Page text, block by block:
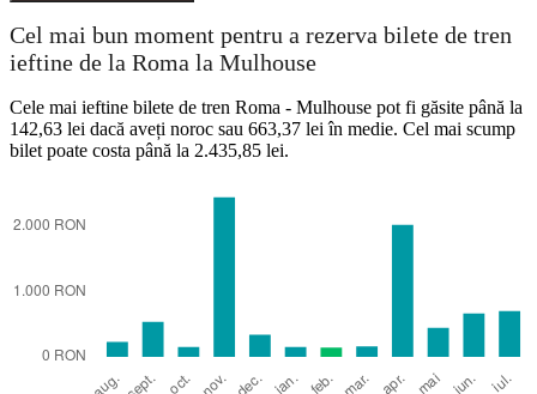
Cel mai bun moment pentru a rezerva bilete de tren
ieftine de la Roma la Mulhouse
Cele mai ieftine bilete de tren Roma - Mulhouse pot fi găsite până la
142,63 lei dacă aveți noroc sau 663,37 lei în medie. Cel mai scump
bilet poate costa până la 2.435,85 lei.